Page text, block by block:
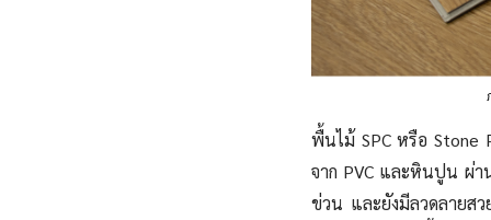
พื้นไม้ SPC หรือ Stone
จาก PVC และหินปูน ผ่
ข่วน และยังมีลวดลายส